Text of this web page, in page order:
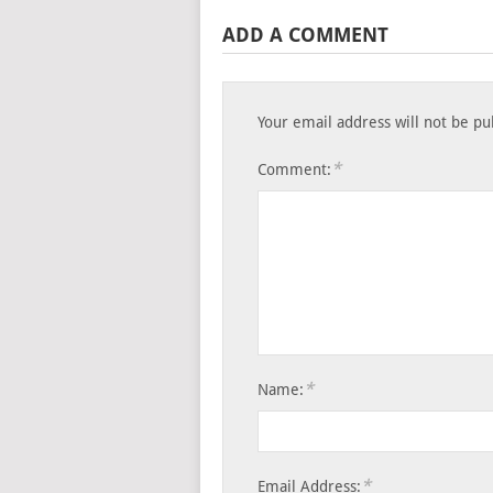
ADD A COMMENT
Your email address will not be
Comment: *
Name: *
Email Address: *